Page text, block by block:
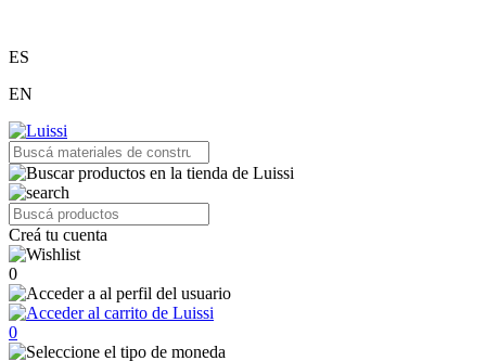
ES
EN
Creá tu cuenta
0
0